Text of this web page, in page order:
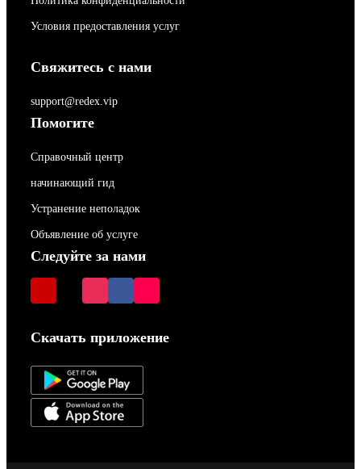
Условия предоставления услуг
Свяжитесь с нами
support@redex.vip
Помогите
Справочный центр
начинающий гид
Устранение неполадок
Объявление об услуге
Следуйте за нами
Скачать приложение